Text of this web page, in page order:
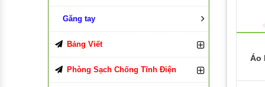
Giấy In EPAPER
Găng tay
Găng Tay Len
Găng Tay Vải
Bảng Viết
Bảng Viết Bút Lông
Phòng Sạch Chống Tĩnh Điện
Áo